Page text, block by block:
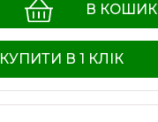
В КОШИК
КУПИТИ В 1 КЛІК